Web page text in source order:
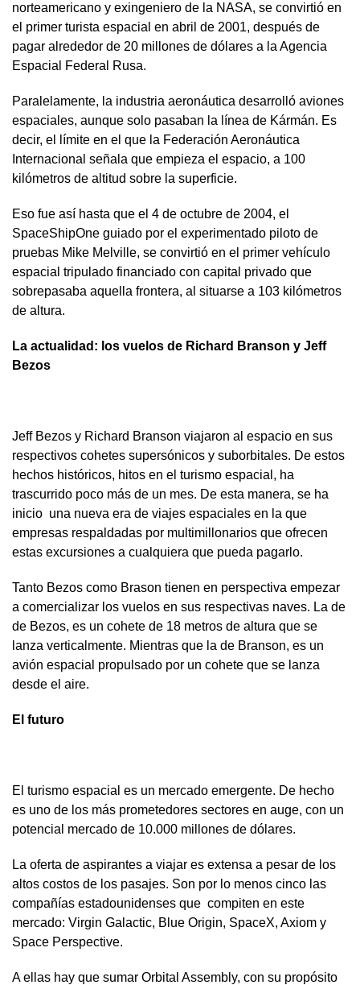
norteamericano y exingeniero de la NASA, se convirtió en
el primer turista espacial en abril de 2001, después de
pagar alrededor de 20 millones de dólares a la Agencia
Espacial Federal Rusa.
Paralelamente, la industria aeronáutica desarrolló aviones
espaciales, aunque solo pasaban la línea de Kármán. Es
decir, el límite en el que la Federación Aeronáutica
Internacional señala que empieza el espacio, a 100
kilómetros de altitud sobre la superficie.
Eso fue así hasta que el 4 de octubre de 2004, el
SpaceShipOne guiado por el experimentado piloto de
pruebas Mike Melville, se convirtió en el primer vehículo
espacial tripulado financiado con capital privado que
sobrepasaba aquella frontera, al situarse a 103 kilómetros
de altura.
La actualidad: los vuelos de Richard Branson y Jeff
Bezos
Jeff Bezos y Richard Branson viajaron al espacio en sus
respectivos cohetes supersónicos y suborbitales. De estos
hechos históricos, hitos en el turismo espacial, ha
trascurrido poco más de un mes. De esta manera, se ha
inicio una nueva era de viajes espaciales en la que
empresas respaldadas por multimillonarios que ofrecen
estas excursiones a cualquiera que pueda pagarlo.
Tanto Bezos como Brason tienen en perspectiva empezar
a comercializar los vuelos en sus respectivas naves. La de
de Bezos, es un cohete de 18 metros de altura que se
lanza verticalmente. Mientras que la de Branson, es un
avión espacial propulsado por un cohete que se lanza
desde el aire.
El futuro
El turismo espacial es un mercado emergente. De hecho
es uno de los más prometedores sectores en auge, con un
potencial mercado de 10.000 millones de dólares.
La oferta de aspirantes a viajar es extensa a pesar de los
altos costos de los pasajes. Son por lo menos cinco las
compañías estadounidenses que compiten en este
mercado: Virgin Galactic, Blue Origin, SpaceX, Axiom y
Space Perspective.
A ellas hay que sumar Orbital Assembly, con su propósito